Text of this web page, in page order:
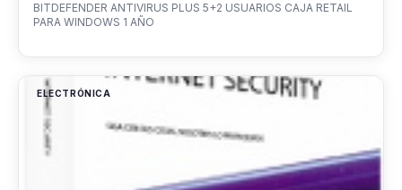
BITDEFENDER ANTIVIRUS PLUS 5+2 USUARIOS CAJA RETAIL
PARA WINDOWS 1 AÑO
ELECTRÓNICA